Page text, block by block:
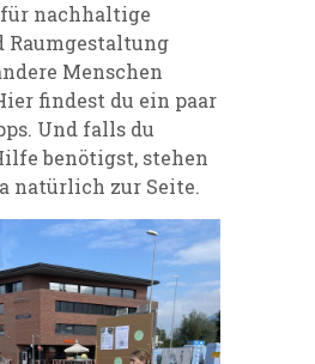
nachhaltige
Menschen
findest du ein paar
Und falls du
benötigst, stehen
natürlich zur Seite.